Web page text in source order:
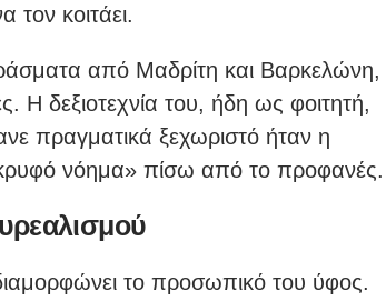
τον κοιτάει.
από Μαδρίτη και Βαρκελώνη,
Η δεξιοτεχνία του, ήδη ως φοιτητή,
πραγματικά ξεχωριστό ήταν η
νόημα» πίσω από το προφανές.
το προσωπικό του ύφος.